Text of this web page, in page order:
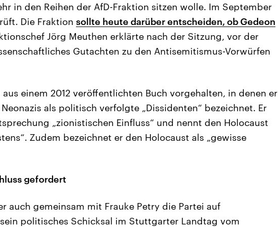
in den Reihen der AfD-Fraktion sitzen wolle. Im September
Die Fraktion sollte heute darüber entscheiden, ob Gedeon
Jörg Meuthen erklärte nach der Sitzung, vor der
Gutachten zu den Antisemitismus-Vorwürfen
aus einem 2012 veröffentlichten Buch vorgehalten, in denen er
als politisch verfolgte „Dissidenten“ bezeichnet. Er
„zionistischen Einfluss“ und nennt den Holocaust
Zudem bezeichnet er den Holocaust als „gewisse
gefordert
auch gemeinsam mit Frauke Petry die Partei auf
politisches Schicksal im Stuttgarter Landtag vom